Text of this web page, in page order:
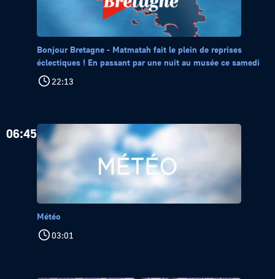
Bonjour Bretagne - Matmatah fait le plein de reprises
éclectiques ! En passant par une nuit au musée ce samedi
22:13
06:45
Météo
03:01